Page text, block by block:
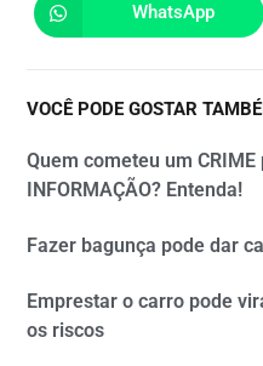
WhatsApp
VOCÊ PODE GOSTAR
Quem cometeu um CRIME
INFORMAÇÃO? Entenda!
Fazer bagunça pode dar
Emprestar o carro pode
os riscos